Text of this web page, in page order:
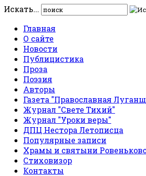
Искать...
Главная
О сайте
Новости
Публицистика
Проза
Поэзия
Авторы
Газета "Православная
Журнал "Свете Тихий"
Журнал "Уроки веры"
ДПЦ Нестора Летописца
Популярные записи
Храмы и святыни
Стиховизор
Контакты